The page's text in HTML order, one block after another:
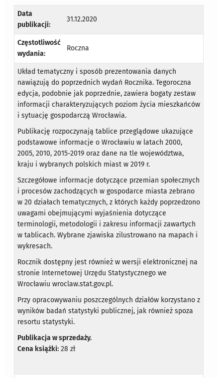
Data
publikacji:
31.12.2020
Częstotliwość
wydania:
Roczna
Układ tematyczny i sposób prezentowania danych
nawiązują do poprzednich wydań Rocznika. Tegoroczna
edycja, podobnie jak poprzednie, zawiera bogaty zestaw
informacji charakteryzujących poziom życia mieszkańców
i sytuację gospodarczą Wrocławia.
Publikację rozpoczynają tablice przeglądowe ukazujące
podstawowe informacje o Wrocławiu w latach 2000,
2005, 2010, 2015-2019 oraz dane na tle województwa,
kraju i wybranych polskich miast w 2019 r.
Szczegółowe informacje dotyczące przemian społecznych
i procesów zachodzących w gospodarce miasta zebrano
w 20 działach tematycznych, z których każdy poprzedzono
uwagami obejmującymi wyjaśnienia dotyczące
terminologii, metodologii i zakresu informacji zawartych
w tablicach. Wybrane zjawiska zilustrowano na mapach i
wykresach.
Rocznik dostępny jest również w wersji elektronicznej na
stronie Internetowej Urzędu Statystycznego we
Wrocławiu wroclaw.stat.gov.pl.
Przy opracowywaniu poszczególnych działów korzystano z
wyników badań statystyki publicznej, jak również spoza
resortu statystyki.
Publikacja w sprzedaży.
Cena książki: 28 zł